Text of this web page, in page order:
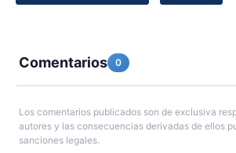
Comentarios 0
Los comentarios publicados son de exclusiva
autores y las consecuencias derivadas de ellos
sanciones legales.